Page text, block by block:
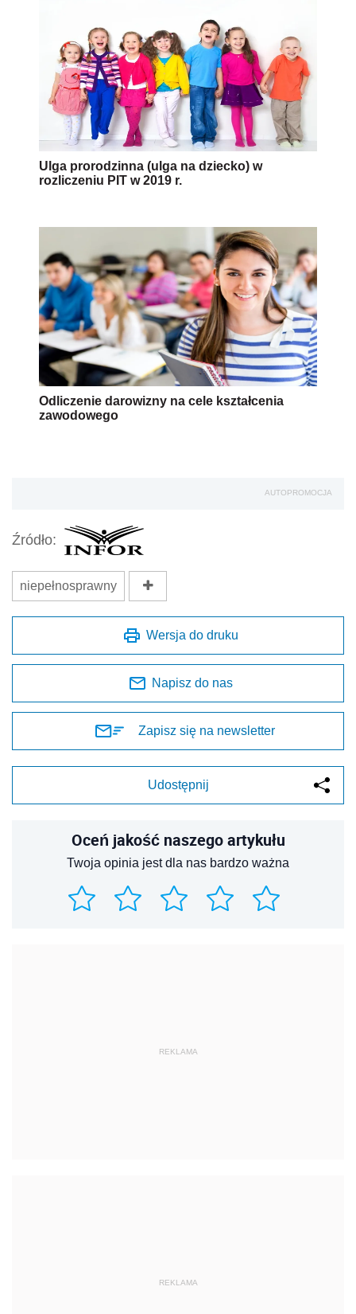
Ulga prorodzinna (ulga na dziecko) w
rozliczeniu PIT w 2019 r.
Odliczenie darowizny na cele kształcenia
zawodowego
AUTOPROMOCJA
Źródło:
niepełnosprawny
Wersja do druku
Napisz do nas
Zapisz się na newsletter
Udostępnij
Oceń jakość naszego artykułu
Twoja opinia jest dla nas bardzo ważna
REKLAMA
REKLAMA